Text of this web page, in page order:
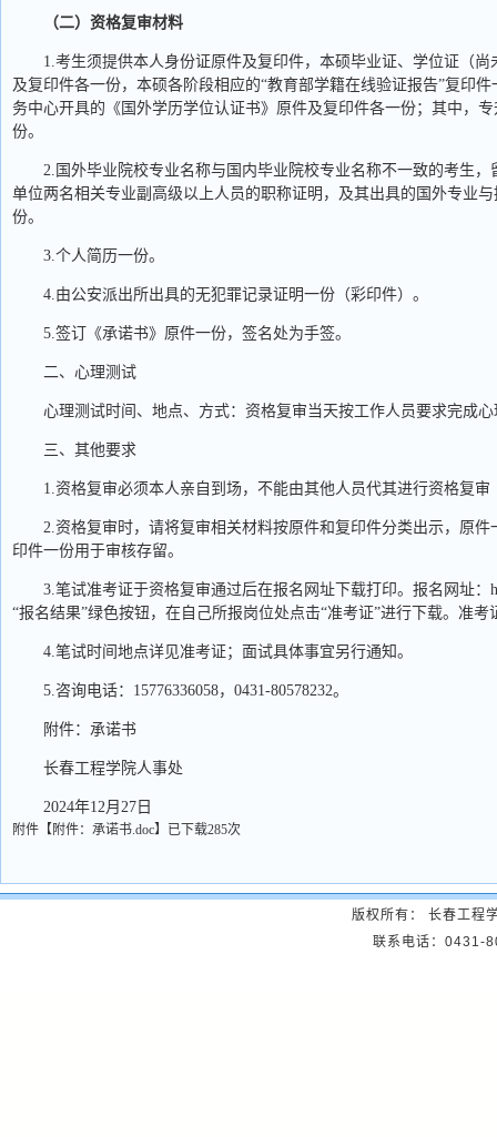
（二）资格复审材料
1.考生须提供本人身份证原件及复印件，本硕毕业证、学位证（
及复印件各一份，本硕各阶段相应的“教育部学籍在线验证报告”复印
务中心开具的《国外学历学位认证书》原件及复印件各一份；其中，
份。
2.国外毕业院校专业名称与国内毕业院校专业名称不一致的考生
单位两名相关专业副高级以上人员的职称证明，及其出具的国外专业
份。
3.个人简历一份。
4.由公安派出所出具的无犯罪记录证明一份（彩印件）。
5.签订《承诺书》原件一份，签名处为手签。
二、心理测试
心理测试时间、地点、方式：资格复审当天按工作人员要求完成
三、其他要求
1.资格复审必须本人亲自到场，不能由其他人员代其进行资格复
2.资格复审时，请将复审相关材料按原件和复印件分类出示，原
印件一份用于审核存留。
3.笔试准考证于资格复审通过后在报名网址下载打印。报名网址：
“报名结果”绿色按钮，在自己所报岗位处点击“准考证”进行下载。准考
4.笔试时间地点详见准考证；面试具体事宜另行通知。
5.咨询电话：15776336058，0431-80578232。
附件：承诺书
长春工程学院人事处
2024年12月27日
附件【 附件：承诺书.doc】 已下载285次
版权所有： 长春工程
联系电话：